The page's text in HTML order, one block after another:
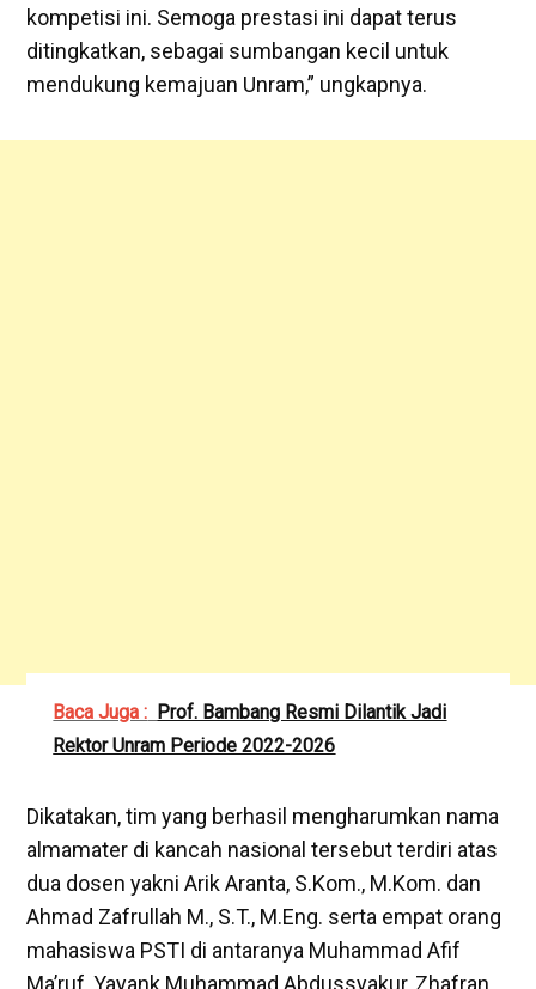
kompetisi ini. Semoga prestasi ini dapat terus
ditingkatkan, sebagai sumbangan kecil untuk
mendukung kemajuan Unram,” ungkapnya.
Baca Juga : Prof. Bambang Resmi Dilantik Jadi
Rektor Unram Periode 2022-2026
Dikatakan, tim yang berhasil mengharumkan nama
almamater di kancah nasional tersebut terdiri atas
dua dosen yakni Arik Aranta, S.Kom., M.Kom. dan
Ahmad Zafrullah M., S.T., M.Eng. serta empat orang
mahasiswa PSTI di antaranya Muhammad Afif
Ma’ruf, Yayank Muhammad Abdussyakur, Zhafran